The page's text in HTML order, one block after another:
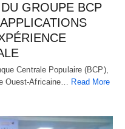
GROUPE BCP
Centrale Populaire (BCP),
Ouest-Africaine… Read More